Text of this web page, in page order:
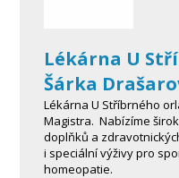
Lékárna U
Šárka
Lékárna U Stříbrného
Magistra. Nabízíme
doplňků a
i speciální výživy pro
homeopatie.